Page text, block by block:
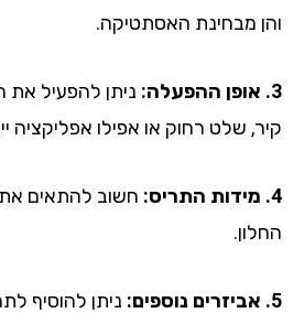
מבחינת האסתטיקה.
ניתן להפעיל את
שלט רחוק או אפילו אפליקציה
חשוב להתאים את
ניתן להוסיף לתריס